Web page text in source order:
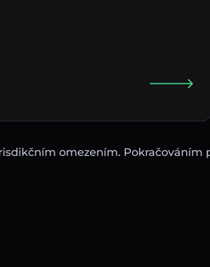
omezením.